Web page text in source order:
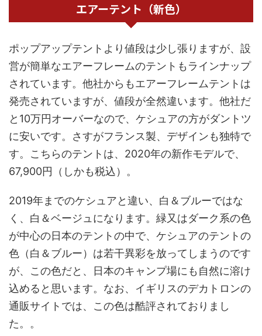
エアーテント（新色）
ポップアップテントより値段は少し張りますが、設
営が簡単なエアーフレームのテントもラインナップ
されています。他社からもエアーフレームテントは
発売されていますが、値段が全然違います。他社だ
と10万円オーバーなので、ケシュアの方がダントツ
に安いです。さすがフランス製、デザインも独特で
す。こちらのテントは、2020年の新作モデルで、
67,900円（しかも税込）。
2019年までのケシュアと違い、白＆ブルーではな
く、白＆ベージュになります。緑又はダーク系の色
が中心の日本のテントの中で、ケシュアのテントの
色（白＆ブルー）は若干異彩を放ってしまうのです
が、この色だと、日本のキャンプ場にも自然に溶け
込めると思います。なお、イギリスのデカトロンの
通販サイトでは、この色は酷評されておりまし
た。。